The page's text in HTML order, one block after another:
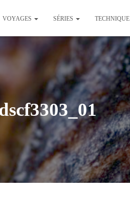
VOYAGES SÉRIES TECHNIQUE